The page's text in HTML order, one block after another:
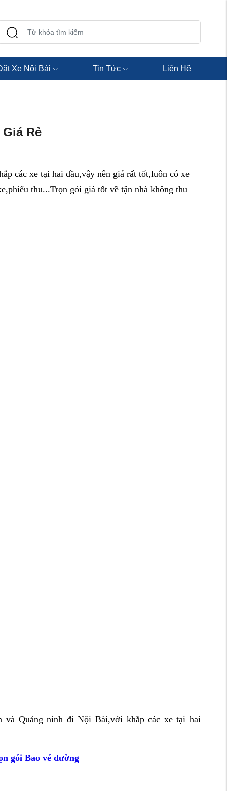
Xe Nội Bài Tin Tức Liên Hệ
Rẻ
các xe tại hai đầu,vậy nên giá rất tốt,luôn có xe
thu...Trọn gói giá tốt về tận nhà không thu
Quảng ninh đi Nội Bài,với khắp các xe tại hai
gói Bao vé đường